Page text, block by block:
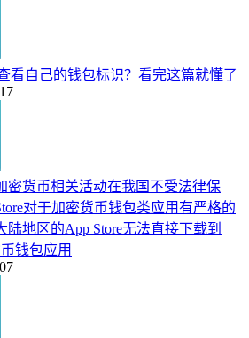
看自己的钱包标识？看完这篇就懂了
密货币相关活动在我国不受法律保
对于加密货币钱包类应用有严格的
陆地区的App Store无法直接下载到
钱包应用